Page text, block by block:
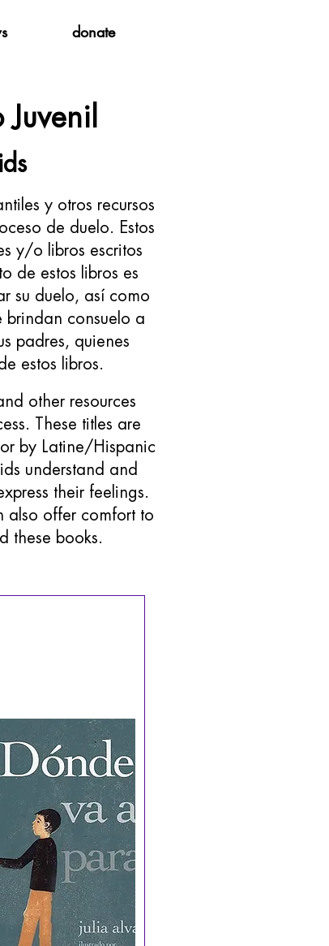
donate
Juvenil
y otros recursos
de duelo. Estos
y/o libros escritos
de estos libros es
su duelo, así como
brindan consuelo a
padres, quienes
estos libros.
other resources
These titles are
by Latine/Hispanic
understand and
their feelings.
also offer comfort to
these books.